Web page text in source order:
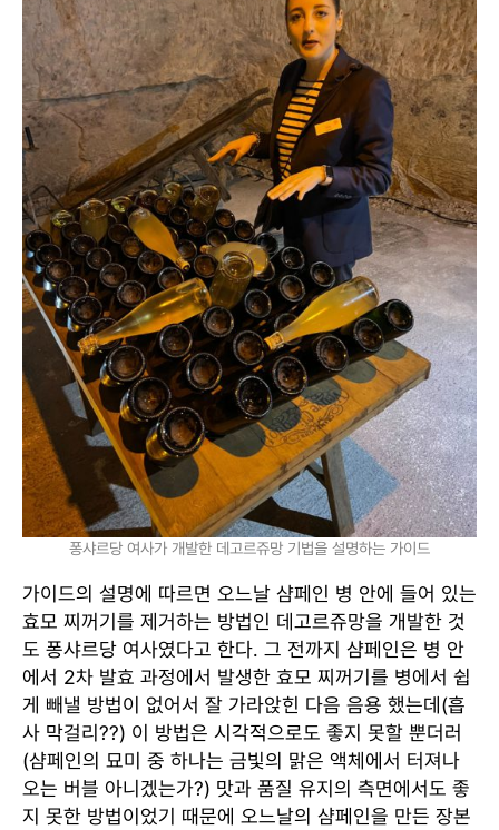
퐁샤르당 여사가 개발한 데고르쥬망 기법을 설명하는 가이드
가이드의 설명에 따르면 오느날 샴페인 병 안에 들어 있는
효모 찌꺼기를 제거하는 방법인 데고르쥬망을 개발한 것
도 퐁샤르당 여사였다고 한다. 그 전까지 샴페인은 병 안
에서 2차 발효 과정에서 발생한 효모 찌꺼기를 병에서 쉽
게 빼낼 방법이 없어서 잘 가라앉힌 다음 음용 했는데(흡
사 막걸리??) 이 방법은 시각적으로도 좋지 못할 뿐더러
(샴페인의 묘미 중 하나는 금빛의 맑은 액체에서 터져나
오는 버블 아니겠는가?) 맛과 품질 유지의 측면에서도 좋
지 못한 방법이었기 때문에 오느날의 샴페인을 만든 장본